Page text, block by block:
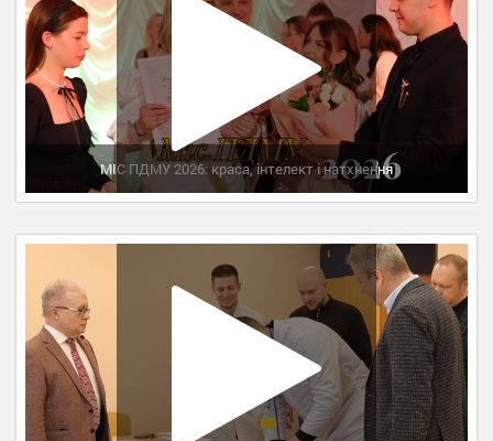
МІС ПДМУ 2026: краса, інтелект і натхнення